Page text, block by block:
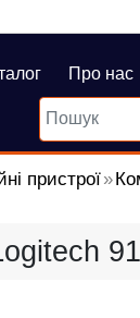
Про нас
пристрої